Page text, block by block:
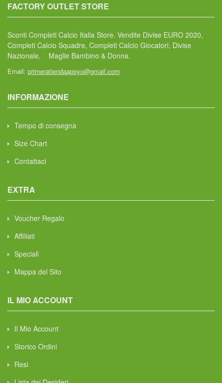
FACTORY OUTLET STORE
Sconti Completi Calcio Italia Store. Vendite Divise EURO 2020,
Completi Calcio Squadre, Completi Calcio Giocatori, Divise
Nazionale, Maglie Bambino & Donna.
Email: primeratiendaapoyo@gmail.com
INFORMAZIONE
Tempo di consegna
Size Chart
Contattaci
EXTRA
Voucher Regalo
Affiliati
Speciali
Mappa del Sito
IL MIO ACCOUNT
Il Mio Account
Storico Ordini
Resi